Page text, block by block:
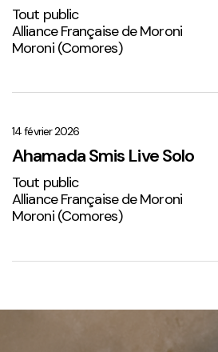
Tout public
Alliance Française de Moroni
Moroni (Comores)
Live
Solo
2
14 février 2026
Ahamada Smis Live Solo
Tout public
Alliance Française de Moroni
Moroni (Comores)